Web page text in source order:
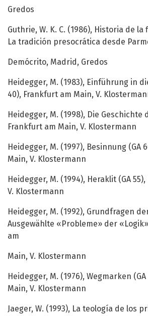
Gredos
Guthrie, W. K. C. (1986), Historia de
La tradición presocrática desde
Demócrito, Madrid, Gredos
Heidegger, M. (1983), Einführung in
40), Frankfurt am Main, V.
Heidegger, M. (1998), Die Geschichte
Frankfurt am Main, V. Klostermann
Heidegger, M. (1997), Besinnung (GA
Main, V. Klostermann
Heidegger, M. (1994), Heraklit (GA
V. Klostermann
Heidegger, M. (1992), Grundfragen
Ausgewählte «Probleme» der
am
Main, V. Klostermann
Heidegger, M. (1976), Wegmarken
Main, V. Klostermann
Jaeger, W. (1993), La teología de los